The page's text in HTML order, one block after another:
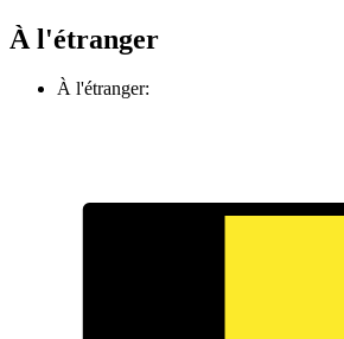
À l'étranger
À l'étranger: